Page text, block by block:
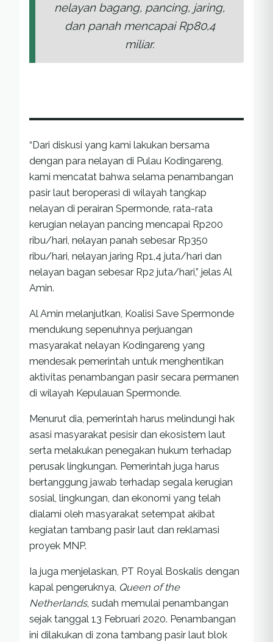
nelayan bagang, pancing, jaring,
dan panah mencapai Rp80,4
miliar.
“Dari diskusi yang kami lakukan bersama
dengan para nelayan di Pulau Kodingareng,
kami mencatat bahwa selama penambangan
pasir laut beroperasi di wilayah tangkap
nelayan di perairan Spermonde, rata-rata
kerugian nelayan pancing mencapai Rp200
ribu/hari, nelayan panah sebesar Rp350
ribu/hari, nelayan jaring Rp1,4 juta/hari dan
nelayan bagan sebesar Rp2 juta/hari,” jelas Al
Amin.
Al Amin melanjutkan, Koalisi Save Spermonde
mendukung sepenuhnya perjuangan
masyarakat nelayan Kodingareng yang
mendesak pemerintah untuk menghentikan
aktivitas penambangan pasir secara permanen
di wilayah Kepulauan Spermonde.
Menurut dia, pemerintah harus melindungi hak
asasi masyarakat pesisir dan ekosistem laut
serta melakukan penegakan hukum terhadap
perusak lingkungan. Pemerintah juga harus
bertanggung jawab terhadap segala kerugian
sosial, lingkungan, dan ekonomi yang telah
dialami oleh masyarakat setempat akibat
kegiatan tambang pasir laut dan reklamasi
proyek MNP.
Ia juga menjelaskan, PT Royal Boskalis dengan
kapal pengeruknya, Queen of the
Netherlands, sudah memulai penambangan
sejak tanggal 13 Februari 2020. Penambangan
ini dilakukan di zona tambang pasir laut blok